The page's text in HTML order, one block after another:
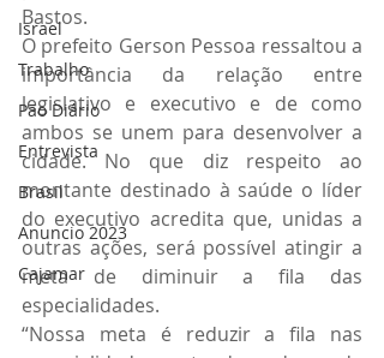
Israel
Trabalho
Pão Diário
Entrevista
Brasil
Anuncio 2023
Cajamar
Bastos.
O prefeito Gerson Pessoa ressaltou a
importância da relação entre
legislativo e executivo e de como
ambos se unem para desenvolver a
cidade. No que diz respeito ao
montante destinado à saúde o líder
do executivo acredita que, unidas a
outras ações, será possível atingir a
meta de diminuir a fila das
especialidades.
“Nossa meta é reduzir a fila nas